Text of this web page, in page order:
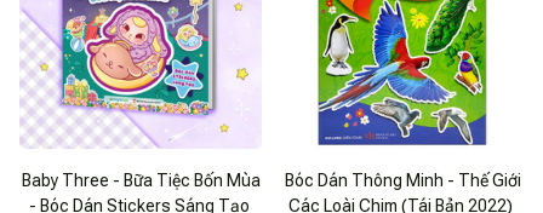
Baby Three - Bữa Tiệc Bốn Mùa
- Bóc Dán Stickers Sáng Tạo
Bóc Dán Thông Minh - Thế Giới
Các Loài Chim (Tái Bản 2022)